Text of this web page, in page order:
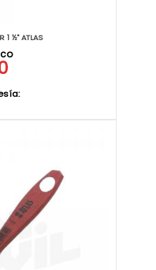
1 ½" ATLAS